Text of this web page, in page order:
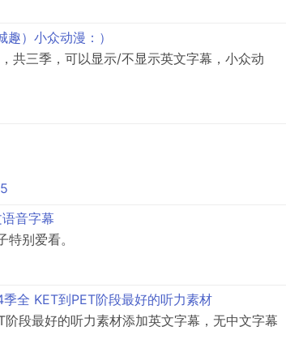
）小众动漫：）
共三季，可以显示/不显示英文字幕，小众动
5
音字幕
别爱看。
全 KET到PET阶段最好的听力素材
段最好的听力素材添加英文字幕，无中文字幕